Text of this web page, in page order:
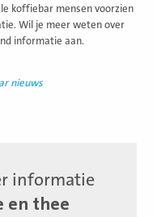
koffiebar mensen voorzien
Wil je meer weten over
informatie aan.
nieuws
informatie
en thee